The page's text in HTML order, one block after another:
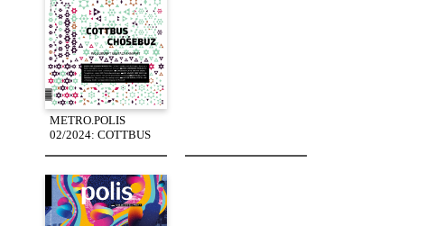
METRO.POLIS
02/2024: COTTBUS